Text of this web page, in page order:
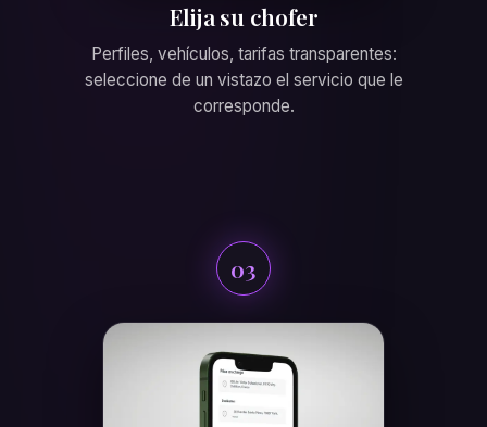
Elija su chofer
Perfiles, vehículos, tarifas transparentes:
seleccione de un vistazo el servicio que le
corresponde.
03